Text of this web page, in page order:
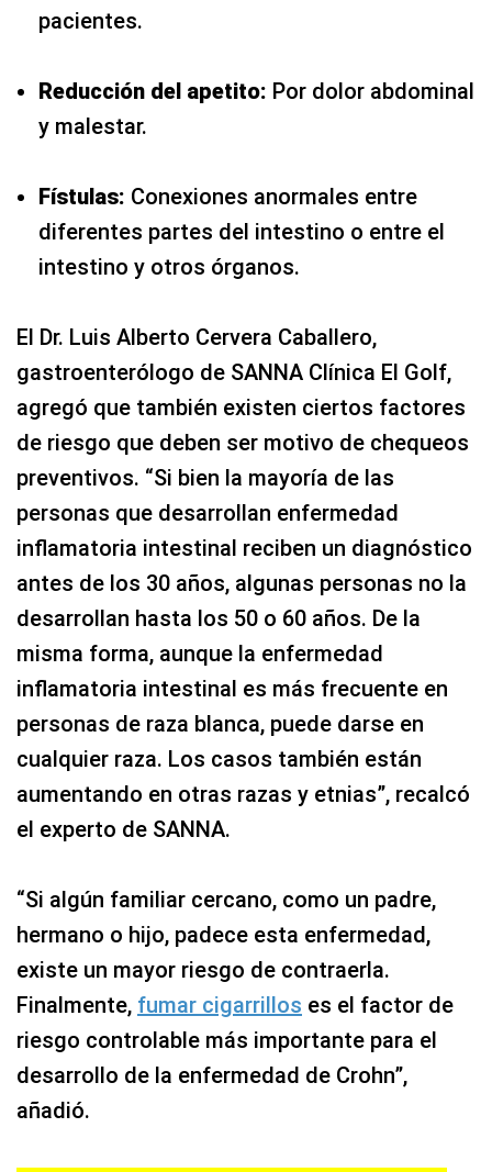
pacientes.
Reducción del apetito: Por dolor abdominal
y malestar.
Fístulas: Conexiones anormales entre
diferentes partes del intestino o entre el
intestino y otros órganos.
El Dr. Luis Alberto Cervera Caballero,
gastroenterólogo de SANNA Clínica El Golf,
agregó que también existen ciertos factores
de riesgo que deben ser motivo de chequeos
preventivos. “Si bien la mayoría de las
personas que desarrollan enfermedad
inflamatoria intestinal reciben un diagnóstico
antes de los 30 años, algunas personas no la
desarrollan hasta los 50 o 60 años. De la
misma forma, aunque la enfermedad
inflamatoria intestinal es más frecuente en
personas de raza blanca, puede darse en
cualquier raza. Los casos también están
aumentando en otras razas y etnias”, recalcó
el experto de SANNA.
“Si algún familiar cercano, como un padre,
hermano o hijo, padece esta enfermedad,
existe un mayor riesgo de contraerla.
Finalmente, fumar cigarrillos es el factor de
riesgo controlable más importante para el
desarrollo de la enfermedad de Crohn”,
añadió.